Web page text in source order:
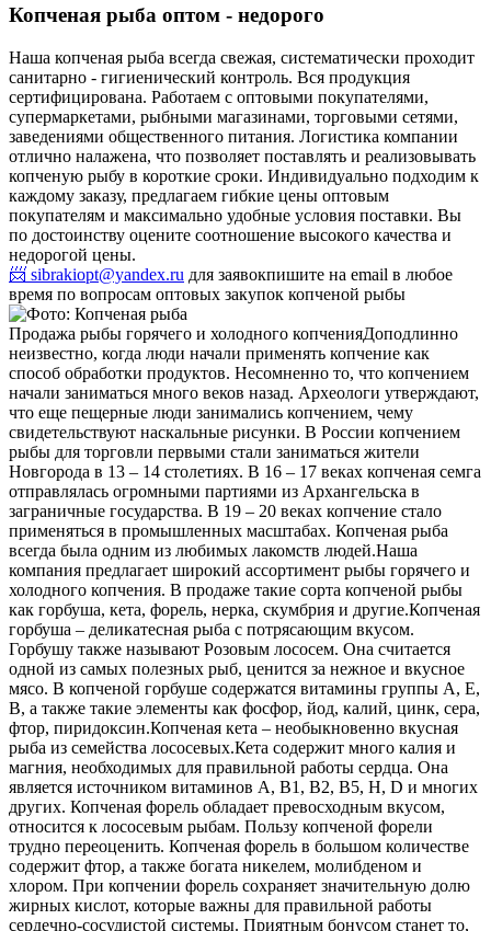
Копченая рыба оптом - недорого
Наша копченая рыба всегда свежая, систематически проходит
санитарно - гигиенический контроль. Вся продукция
сертифицирована. Работаем с оптовыми покупателями,
супермаркетами, рыбными магазинами, торговыми сетями,
заведениями общественного питания. Логистика компании
отлично налажена, что позволяет поставлять и реализовывать
копченую рыбу в короткие сроки. Индивидуально подходим к
каждому заказу, предлагаем гибкие цены оптовым
покупателям и максимально удобные условия поставки. Вы
по достоинству оцените соотношение высокого качества и
недорогой цены.
📨 sibrakiopt@yandex.ru для заявокпишите на email в любое
время по вопросам оптовых закупок копченой рыбы
Продажа рыбы горячего и холодного копченияДоподлинно
неизвестно, когда люди начали применять копчение как
способ обработки продуктов. Несомненно то, что копчением
начали заниматься много веков назад. Археологи утверждают,
что еще пещерные люди занимались копчением, чему
свидетельствуют наскальные рисунки. В России копчением
рыбы для торговли первыми стали заниматься жители
Новгорода в 13 – 14 столетиях. В 16 – 17 веках копченая семга
отправлялась огромными партиями из Архангельска в
заграничные государства. В 19 – 20 веках копчение стало
применяться в промышленных масштабах. Копченая рыба
всегда была одним из любимых лакомств людей.Наша
компания предлагает широкий ассортимент рыбы горячего и
холодного копчения. В продаже такие сорта копченой рыбы
как горбуша, кета, форель, нерка, скумбрия и другие.Копченая
горбуша – деликатесная рыба с потрясающим вкусом.
Горбушу также называют Розовым лососем. Она считается
одной из самых полезных рыб, ценится за нежное и вкусное
мясо. В копченой горбуше содержатся витамины группы А, Е,
В, а также такие элементы как фосфор, йод, калий, цинк, сера,
фтор, пиридоксин.Копченая кета – необыкновенно вкусная
рыба из семейства лососевых.Кета содержит много калия и
магния, необходимых для правильной работы сердца. Она
является источником витаминов А, В1, В2, В5, Н, D и многих
других. Копченая форель обладает превосходным вкусом,
относится к лососевым рыбам. Пользу копченой форели
трудно переоценить. Копченая форель в большом количестве
содержит фтор, а также богата никелем, молибденом и
хлором. При копчении форель сохраняет значительную долю
жирных кислот, которые важны для правильной работы
сердечно-сосудистой системы. Приятным бонусом станет то,